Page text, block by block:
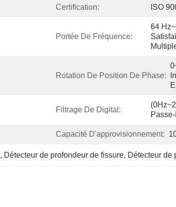
Certification: ISO
Portée De Fréquence:
64
Rotation De Position De Phase:
Filtrage De Digital:
Capacité D'approvisionnement:
, Détecteur de profondeur de fissure, Détecteur de